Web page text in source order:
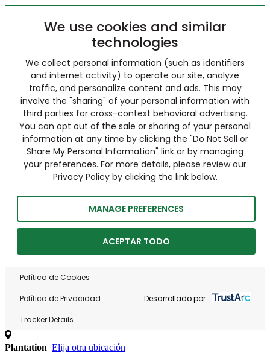
We use cookies and similar
technologies
We collect personal information (such as identifiers
and internet activity) to operate our site, analyze
traffic, and personalize content and ads. This may
involve the "sharing" of your personal information with
third parties for cross-context behavioral advertising.
You can opt out of the sale or sharing of your personal
information at any time by clicking the "Do Not Sell or
Share My Personal Information" link or by managing
your preferences. For more details, please review our
Privacy Policy by clicking the link below.
MANAGE PREFERENCES
ACEPTAR TODO
Política de Cookies
Política de Privacidad
Tracker Details
Desarrollado por:
Plantation Elija otra ubicación